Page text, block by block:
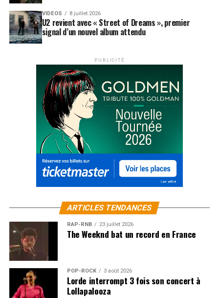
VIDEOS 8 juillet 2026
U2 revient avec « Street of Dreams », premier
signal d’un nouvel album attendu
PUBLICITÉ
ARTICLES TENDANCES
RAP-RNB 23 juillet 2026
The Weeknd bat un record en France
POP-ROCK 3 août 2026
Lorde interrompt 3 fois son concert à
Lollapalooza